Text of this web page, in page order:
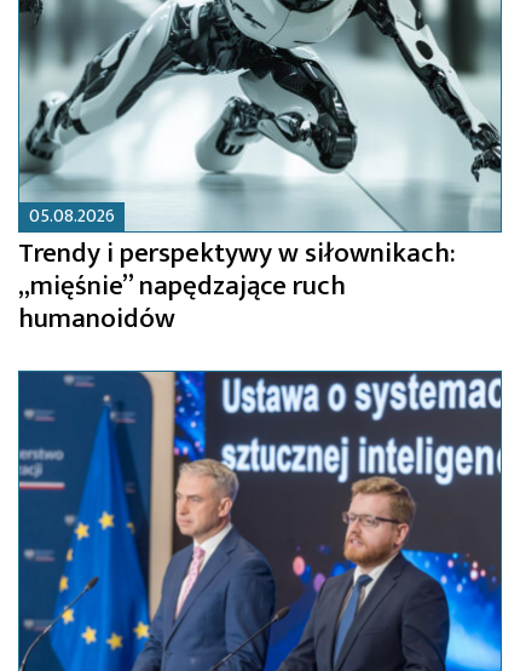
05.08.2026
Trendy i perspektywy w siłownikach:
„mięśnie” napędzające ruch
humanoidów